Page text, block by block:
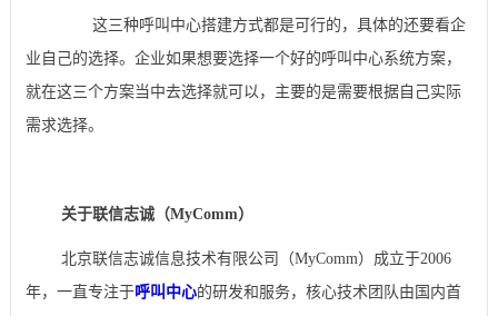
这三种呼叫中心搭建方式都是可行的，具体的还要看企
业自己的选择。企业如果想要选择一个好的呼叫中心系统方案，
就在这三个方案当中去选择就可以，主要的是需要根据自己实际
需求选择。
关于联信志诚（MyComm）
北京联信志诚信息技术有限公司（MyComm）成立于2006
年，一直专注于呼叫中心的研发和服务，核心技术团队由国内首